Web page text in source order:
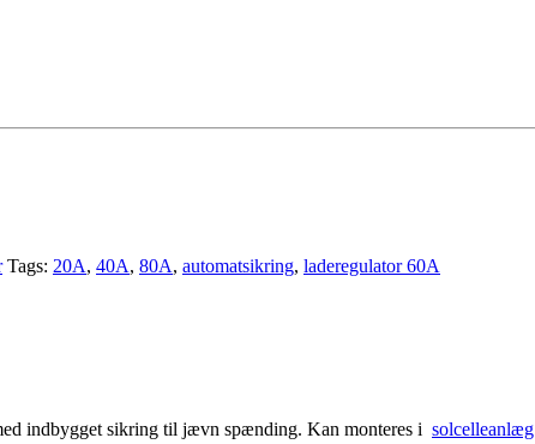
Tags: 20A, 40A, 80A, automatsikring, laderegulator 60A
indbygget sikring til jævn spænding. Kan monteres i solcelleanlæg